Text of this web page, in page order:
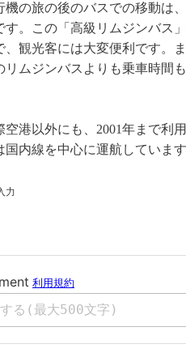
機の旅の後のバスでの移動は
す。この「高級リムジンバス
、観光客には大変便利です。
リムジンバスよりも乗車時間
空港以外にも、2001年まで利
内線を中心に運航しています
力